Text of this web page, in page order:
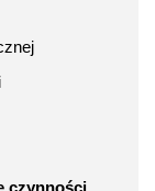
czynności